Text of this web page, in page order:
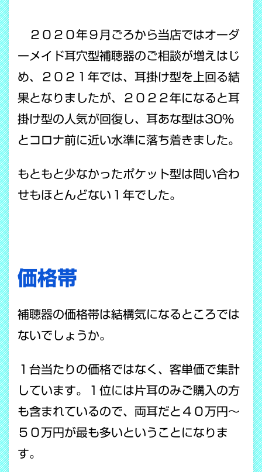
２０２０年９月ごろから当店ではオーダ
ーメイド耳穴型補聴器のご相談が増えはじ
め、２０２１年では、耳掛け型を上回る結
果となりましたが、２０２２年になると耳
掛け型の人気が回復し、耳あな型は30％
とコロナ前に近い水準に落ち着きました。
もともと少なかったポケット型は問い合わ
せもほとんどない１年でした。
価格帯
補聴器の価格帯は結構気になるところでは
ないでしょうか。
１台当たりの価格ではなく、客単価で集計
しています。１位には片耳のみご購入の方
も含まれているので、両耳だと４０万円～
５０万円が最も多いということになりま
す。